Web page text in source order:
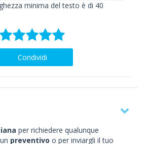
minima del testo è di 40
Condividi
per richiedere qualunque
preventivo o per inviargli il tuo